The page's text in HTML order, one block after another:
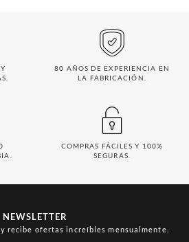
80 AÑOS DE EXPERIENCIA EN
LA FABRICACIÓN.
COMPRAS FÁCILES Y 100%
SEGURAS.
NEWSLETTER
recibe ofertas increíbles mensualmente.